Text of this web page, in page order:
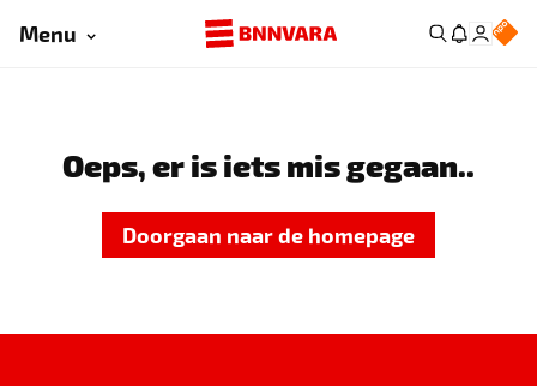
Menu
Oeps, er is iets mis gegaan..
Doorgaan naar de homepage